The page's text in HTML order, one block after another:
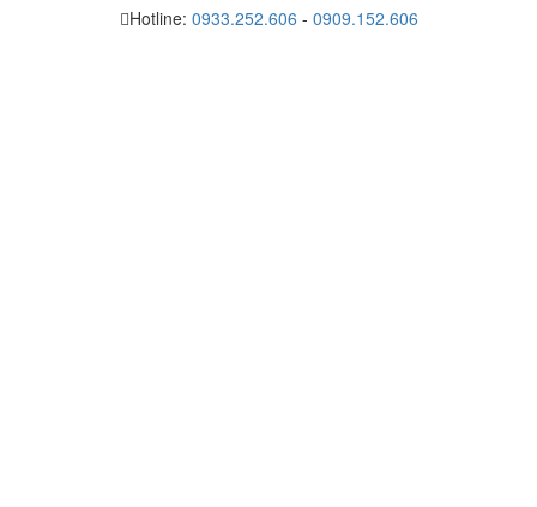
Hotline: 0933.252.606 - 0909.152.606